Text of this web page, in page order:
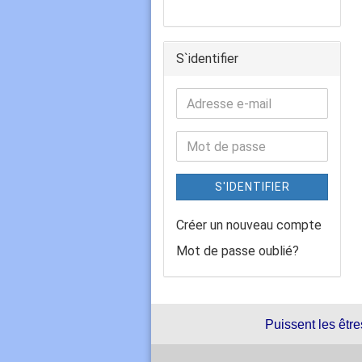
S`identifier
S'IDENTIFIER
Créer un nouveau compte
Mot de passe oublié?
Puissent les